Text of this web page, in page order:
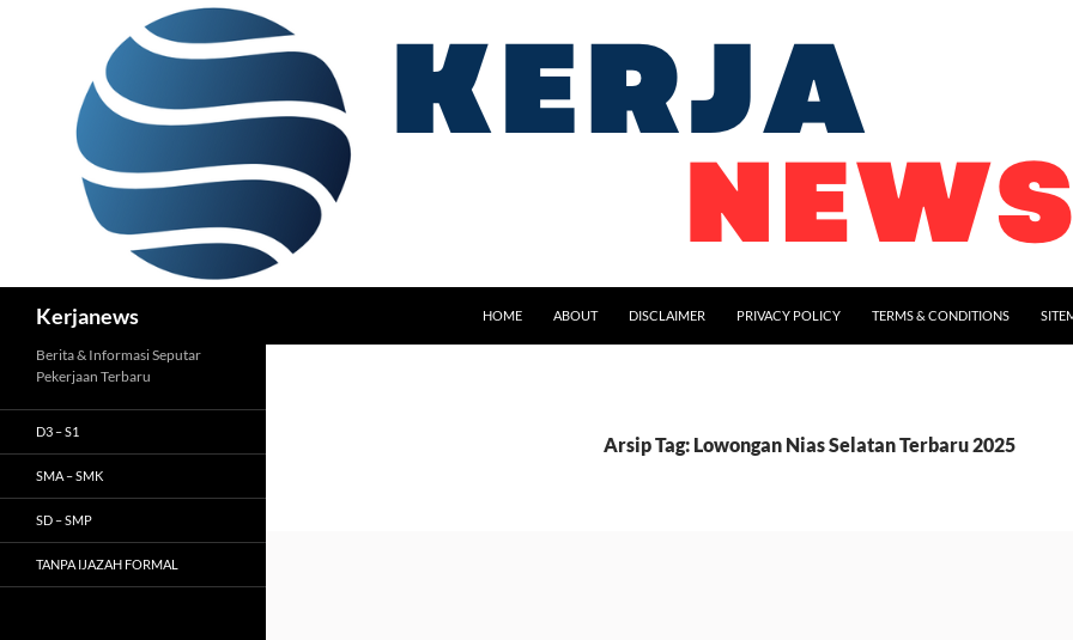
Kerjanews HOME ABOUT DISCLAIMER PRIVACY POLICY TERMS & CONDITIONS
Arsip Tag: Lowongan Nias Selatan Terbaru 2025
Berita & Informasi Seputar
Pekerjaan Terbaru
D3 – S1
SMA – SMK
SD – SMP
TANPA IJAZAH FORMAL